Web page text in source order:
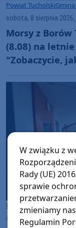
Powiat Tucholski
sobota, 8 sierpnia 2026,
Morsy z
(8.08) na
"Zobaczycie,
Człuchów
sobota, 8 sierpnia 2026,
W związku z
Rady (UE)
sprawie
zmieniamy
Regulamin